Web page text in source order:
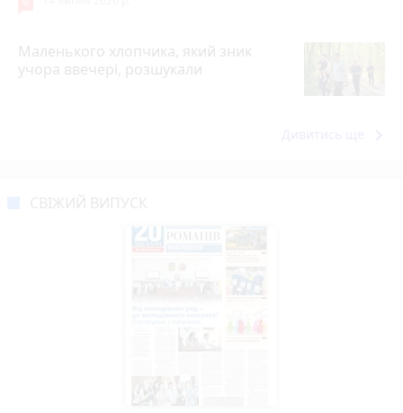
Маленького хлопчика, який зник
учора ввечері, розшукали